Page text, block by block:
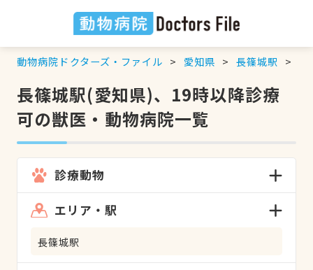
動物病院ドクターズ・ファイル 愛知県 長篠城駅
長篠城駅(愛知県)、19時以降診療
可の獣医・動物病院一覧
診療動物
エリア・駅
長篠城駅